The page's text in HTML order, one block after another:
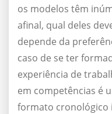
os modelos têm
afinal, qual deles
depende da
caso de se ter
experiência de
em competências é
formato cronológico